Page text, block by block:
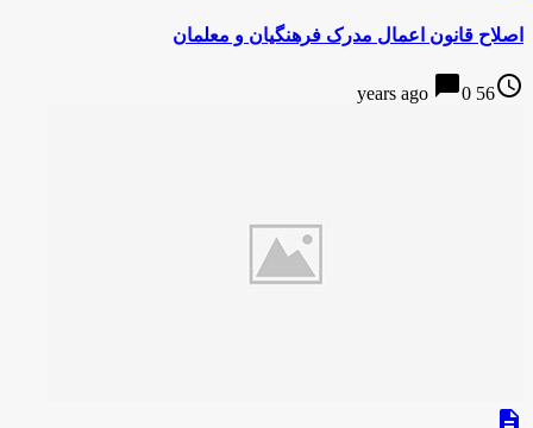
اصلاح قانون اعمال مدرک فرهنگیان و معلمان
access_time
56 years ago
chat_bubble0
description